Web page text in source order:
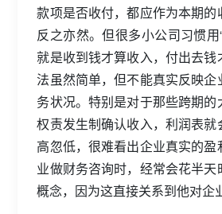
款项是否收付，都应作为本期的
反之亦然。但很多小公司习惯用
就是收到钱才算收入，付出去
法虽然简单，但不能真实反映
务状况。特别是对于那些跨期
权责发生制确认收入，利润表就
高忽低，很难看出企业真实的
业做财务咨询时，经常会花半
概念，因为这直接关系到他对企